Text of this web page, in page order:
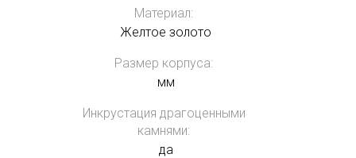
Материал:
Желтое золото
Размер корпуса:
мм
Инкрустация драгоценными
камнями:
да